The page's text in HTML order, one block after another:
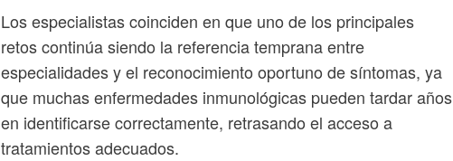
Los especialistas coinciden en que uno de los principales
retos continúa siendo la referencia temprana entre
especialidades y el reconocimiento oportuno de síntomas, ya
que muchas enfermedades inmunológicas pueden tardar años
en identificarse correctamente, retrasando el acceso a
tratamientos adecuados.